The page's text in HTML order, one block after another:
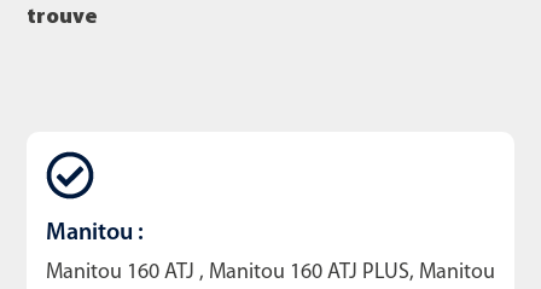
trouve
Manitou :
Manitou 160 ATJ , Manitou 160 ATJ PLUS, Manitou